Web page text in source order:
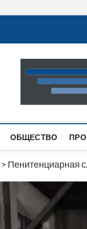
Новости
САМАЯ
САЙТЕ ВЫ
ОБЩЕСТВО
> Пенитенциарная